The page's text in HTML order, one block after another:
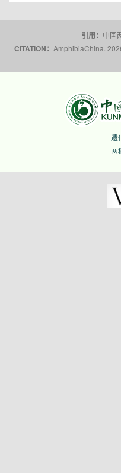
引用： 中国
CITATION： AmphibiaChina.
遗
两